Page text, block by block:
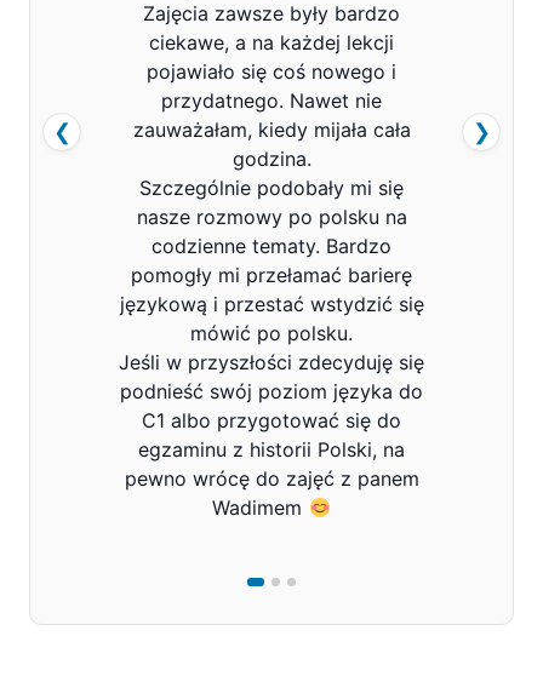
Zajęcia zawsze były bardzo
ciekawe, a na każdej lekcji
pojawiało się coś nowego i
przydatnego. Nawet nie
zauważałam, kiedy mijała cała
godzina.
Szczególnie podobały mi się
nasze rozmowy po polsku na
codzienne tematy. Bardzo
pomogły mi przełamać barierę
językową i przestać wstydzić się
mówić po polsku.
Jeśli w przyszłości zdecyduję się
podnieść swój poziom języka do
C1 albo przygotować się do
egzaminu z historii Polski, na
pewno wrócę do zajęć z panem
Wadimem
❮ ❯